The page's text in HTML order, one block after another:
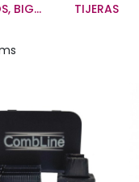
RULOS, BIGUDIES, BODYS TIJERAS